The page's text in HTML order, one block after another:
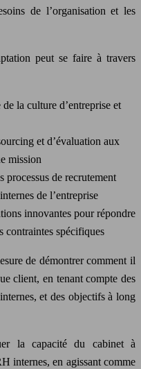
de l’organisation et les
peut se faire à travers
la culture d’entreprise et
et d’évaluation aux
mission
de recrutement
de l’entreprise
innovantes pour répondre
contraintes spécifiques
de démontrer comment il
client, en tenant compte des
et des objectifs à long
la capacité du cabinet à
internes, en agissant comme